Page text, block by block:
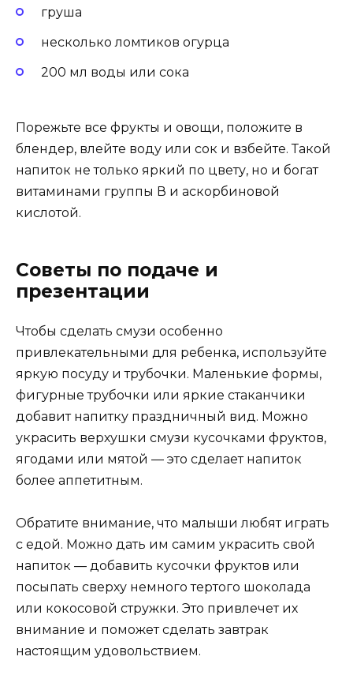
груша
несколько ломтиков огурца
200 мл воды или сока
Порежьте все фрукты и овощи, положите в
блендер, влейте воду или сок и взбейте. Такой
напиток не только яркий по цвету, но и богат
витаминами группы В и аскорбиновой
кислотой.
Советы по подаче и
презентации
Чтобы сделать смузи особенно
привлекательными для ребенка, используйте
яркую посуду и трубочки. Маленькие формы,
фигурные трубочки или яркие стаканчики
добавит напитку праздничный вид. Можно
украсить верхушки смузи кусочками фруктов,
ягодами или мятой — это сделает напиток
более аппетитным.
Обратите внимание, что малыши любят играть
с едой. Можно дать им самим украсить свой
напиток — добавить кусочки фруктов или
посыпать сверху немного тертого шоколада
или кокосовой стружки. Это привлечет их
внимание и поможет сделать завтрак
настоящим удовольствием.